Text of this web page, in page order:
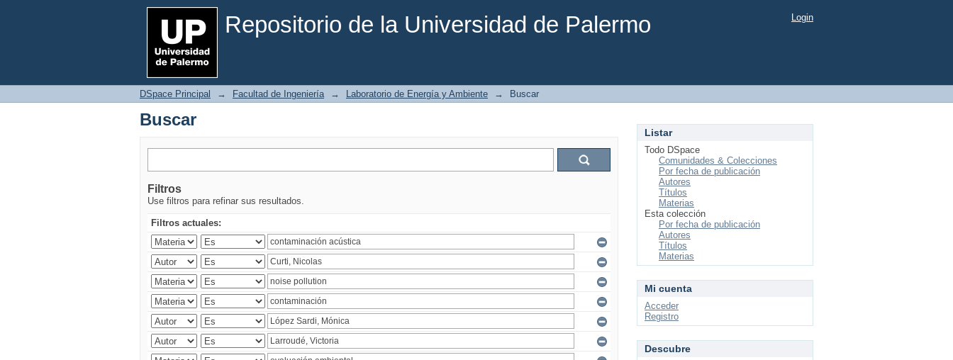
Repositorio de la Universidad de Palermo
Buscar Login
DSpace Principal → Facultad de Ingeniería → Laboratorio de Energía y Ambiente → Buscar
Buscar
Filtros
Use filtros para refinar sus resultados.
Filtros actuales:
Listar
Todo DSpace
Comunidades & Colecciones
Por fecha de publicación
Autores
Títulos
Materias
Esta colección
Por fecha de publicación
Autores
Títulos
Materias
Mi cuenta
Acceder
Registro
Descubre